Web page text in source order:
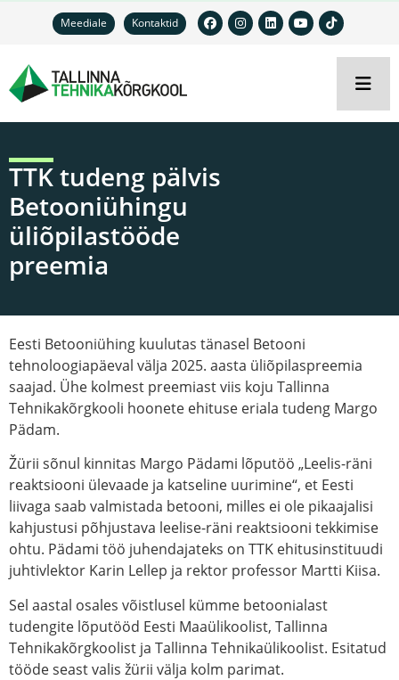
Meediale Kontaktid
TTK tudeng pälvis
Betooniühingu
üliõpilastööde
preemia
Eesti Betooniühing kuulutas tänasel Betooni
tehnoloogiapäeval välja 2025. aasta üliõpilaspreemia
saajad. Ühe kolmest preemiast viis koju Tallinna
Tehnikakõrgkooli hoonete ehituse eriala tudeng Margo
Pädam.
Žürii sõnul kinnitas Margo Pädami lõputöö „Leelis-räni
reaktsiooni ülevaade ja katseline uurimine“, et Eesti
liivaga saab valmistada betooni, milles ei ole pikaajalisi
kahjustusi põhjustava leelise-räni reaktsiooni tekkimise
ohtu. Pädami töö juhendajateks on TTK ehitusinstituudi
juhtivlektor Karin Lellep ja rektor professor Martti Kiisa.
Sel aastal osales võistlusel kümme betoonialast
tudengite lõputööd Eesti Maaülikoolist, Tallinna
Tehnikakõrgkoolist ja Tallinna Tehnikaülikoolist. Esitatud
tööde seast valis žürii välja kolm parimat.